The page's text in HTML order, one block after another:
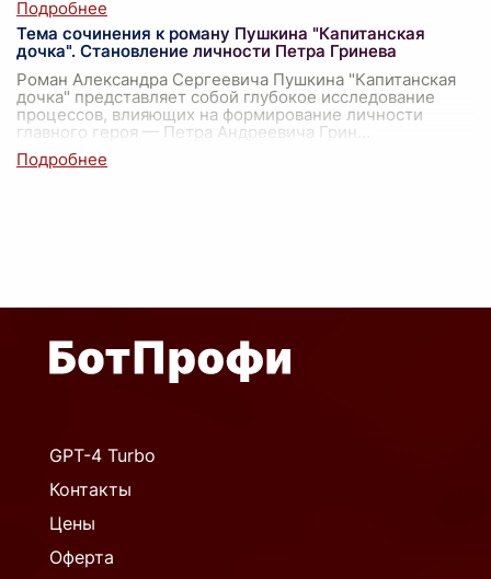
Тема сочинения к роману Пушкина "Капитанская
дочка". Становление личности Петра Гринева
Роман Александра Сергеевича Пушкина "Капитанская
дочка" представляет собой глубокое исследование
процессов, влияющих на формирование личности
главного героя — Петра Андреевича Грин
GPT-4 Turbo
Контакты
Цены
Оферта